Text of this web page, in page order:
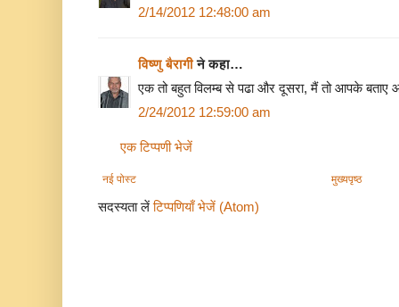
2/14/2012 12:48:00 am
विष्णु बैरागीने कहा…
एक तो बहुत विलम्‍ब से पढा और दूसरा, मैं तो आपके बताए
2/24/2012 12:59:00 am
एक टिप्पणी भेजें
नई पोस्ट मुख्यपृष्ठ
सदस्यता लेंटिप्पणियाँ भेजें (Atom)